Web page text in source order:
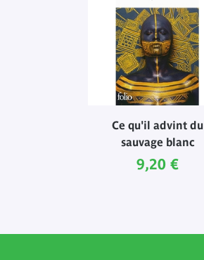
Ce qu'il advint du
sauvage blanc
Prix ​​actuel
9,20 €